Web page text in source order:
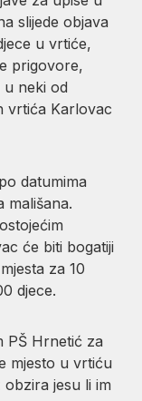
slijede objava
u vrtiće,
prigovore,
u neki od
vrtića Karlovac
datumima
mališana.
će biti bogatiji
za 10
djece.
PŠ Hrnetić za
mjesto u vrtiću
jesu li im